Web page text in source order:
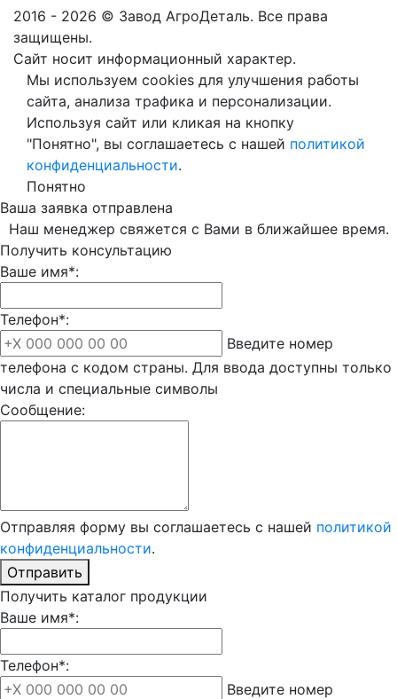
2016 - 2026 © Завод АгроДеталь. Все права
защищены.
Сайт носит информационный характер.
Мы используем cookies для улучшения работы
сайта, анализа трафика и персонализации.
Используя сайт или кликая на кнопку
"Понятно", вы соглашаетесь с нашей политикой
конфиденциальности.
Понятно
Ваша заявка отправлена
Наш менеджер свяжется с Вами в ближайшее время.
Получить консультацию
Ваше имя*:
Телефон*:
Введите номер
телефона с кодом страны. Для ввода доступны только
числа и специальные символы
Сообщение:
Отправляя форму вы соглашаетесь с нашей политикой
конфиденциальности.
Отправить
Получить каталог продукции
Ваше имя*:
Телефон*:
Введите номер